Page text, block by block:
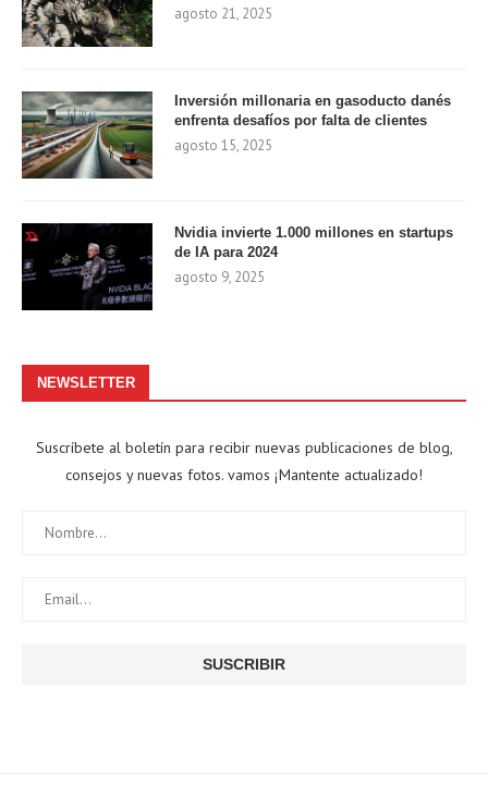
agosto 21, 2025
Inversión millonaria en gasoducto danés
enfrenta desafíos por falta de clientes
agosto 15, 2025
Nvidia invierte 1.000 millones en startups
de IA para 2024
agosto 9, 2025
NEWSLETTER
Suscríbete al boletín para recibir nuevas publicaciones de blog,
consejos y nuevas fotos. vamos ¡Mantente actualizado!